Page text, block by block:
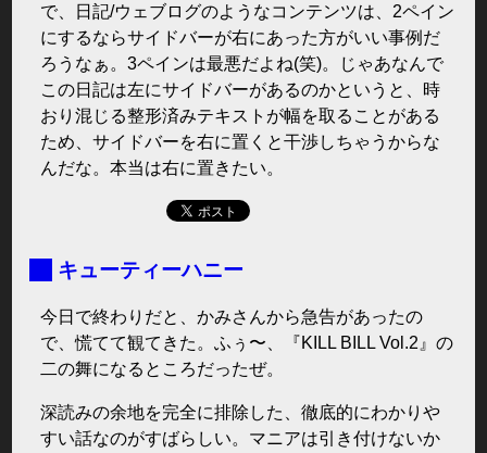
で、日記/ウェブログのようなコンテンツは、2ペイン
にするならサイドバーが右にあった方がいい事例だ
ろうなぁ。3ペインは最悪だよね(笑)。じゃあなんで
この日記は左にサイドバーがあるのかというと、時
おり混じる整形済みテキストが幅を取ることがある
ため、サイドバーを右に置くと干渉しちゃうからな
んだな。本当は右に置きたい。
キューティーハニー
今日で終わりだと、かみさんから急告があったの
で、慌てて観てきた。ふぅ〜、『KILL BILL Vol.2』の
二の舞になるところだったぜ。
深読みの余地を完全に排除した、徹底的にわかりや
すい話なのがすばらしい。マニアは引き付けないか